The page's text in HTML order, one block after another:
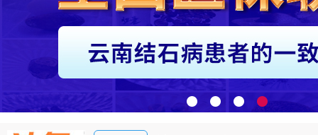
推荐 结石小医生职业体验
推荐 缅怀张宝善教授——将